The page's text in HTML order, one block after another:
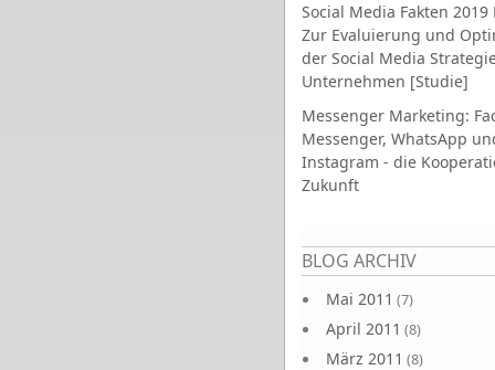
Social Media Fakten 2019
Zur Evaluierung und
der Social Media
Unternehmen [Studie]
Messenger Marketing:
Messenger, WhatsApp
Instagram - die
Zukunft
BLOG ARCHIV
Mai 2011 (7)
April 2011 (8)
März 2011 (8)
Seiten